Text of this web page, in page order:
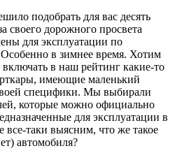
подобрать для вас десять
своего дорожного просвета
для эксплуатации по
в зимнее время. Хотим
в наш рейтинг какие-то
имеющие маленький
специфики. Мы выбирали
которые можно официально
для эксплуатации в
все-таки выясним, что же такое
автомобиля?